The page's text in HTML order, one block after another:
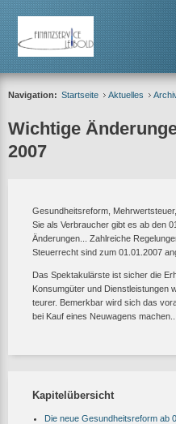
Navigation: Startseite Aktuelles
Wichtige
2007
Gesundheitsreform,
Sie als Verbraucher gibt es ab den
Änderungen... Zahlreiche
Steuerrecht sind zum 01.01.2007
Das Spektakulärste ist sicher die
Konsumgüter und Dienstleistungen
teurer. Bemerkbar wird sich das
bei Kauf eines Neuwagens machen...
Kapitelübersicht
Die neue Gesundheitsreform ab